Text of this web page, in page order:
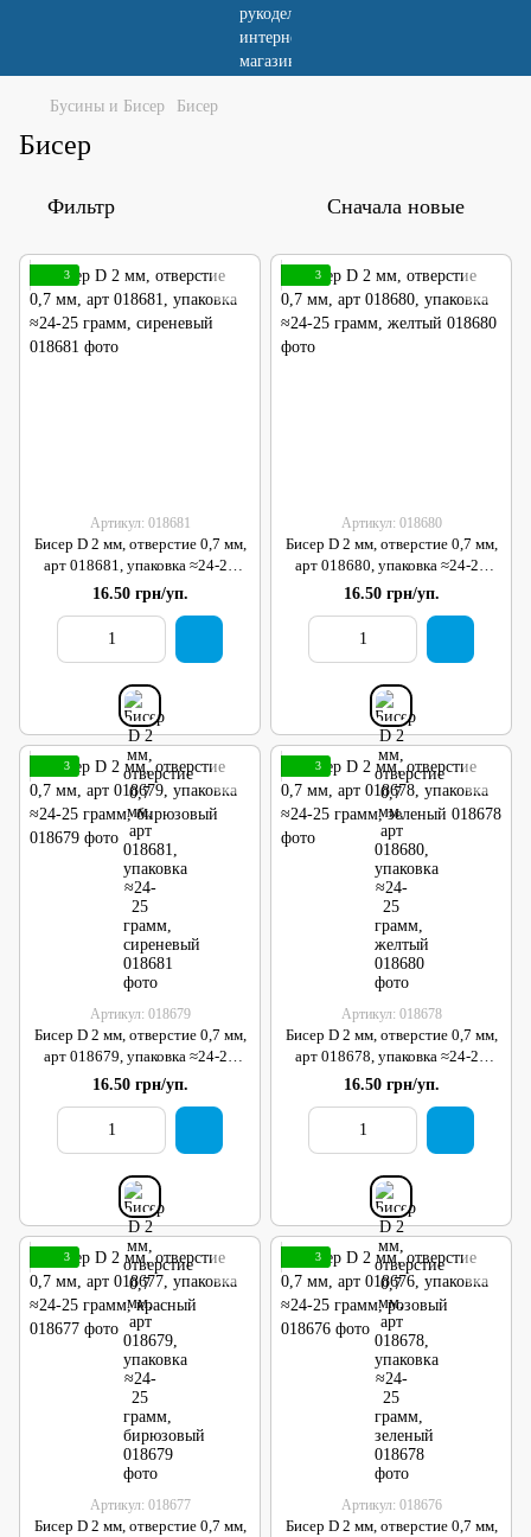
Бусины и Бисер Бисер
Бисер
Фильтр Сначала новые
3
Артикул: 018681
Бисер D 2 мм, отверстие 0,7 мм,
арт 018681, упаковка ≈24-25
грамм, сиреневый
16.50 грн/уп.
3
Артикул: 018680
Бисер D 2 мм, отверстие 0,7 мм,
арт 018680, упаковка ≈24-25
грамм, желтый
16.50 грн/уп.
3
Артикул: 018679
Бисер D 2 мм, отверстие 0,7 мм,
арт 018679, упаковка ≈24-25
грамм, бирюзовый
16.50 грн/уп.
3
Артикул: 018678
Бисер D 2 мм, отверстие 0,7 мм,
арт 018678, упаковка ≈24-25
грамм, зеленый
16.50 грн/уп.
3
Артикул: 018677
Бисер D 2 мм, отверстие 0,7 мм,
3
Артикул: 018676
Бисер D 2 мм, отверстие 0,7 мм,